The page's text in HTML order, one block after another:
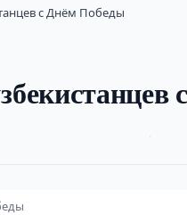
с Днём Победы